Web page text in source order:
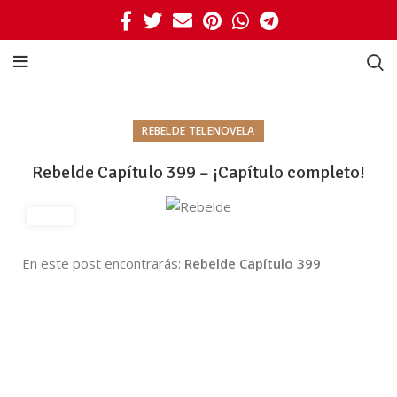
REBELDE TELENOVELA
Rebelde Capítulo 399 – ¡Capítulo completo!
En este post encontrarás: Rebelde Capítulo 399